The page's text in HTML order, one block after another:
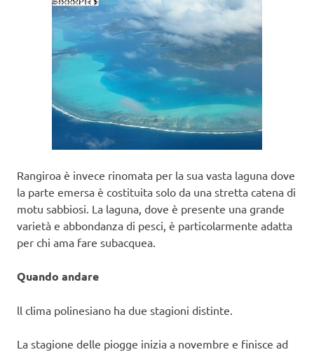
Rangiroa è invece rinomata per la sua vasta laguna dove
la parte emersa è costituita solo da una stretta catena di
motu sabbiosi. La laguna, dove è presente una grande
varietà e abbondanza di pesci, è particolarmente adatta
per chi ama fare subacquea.
Quando andare
ll clima polinesiano ha due stagioni distinte.
La stagione delle piogge inizia a novembre e finisce ad